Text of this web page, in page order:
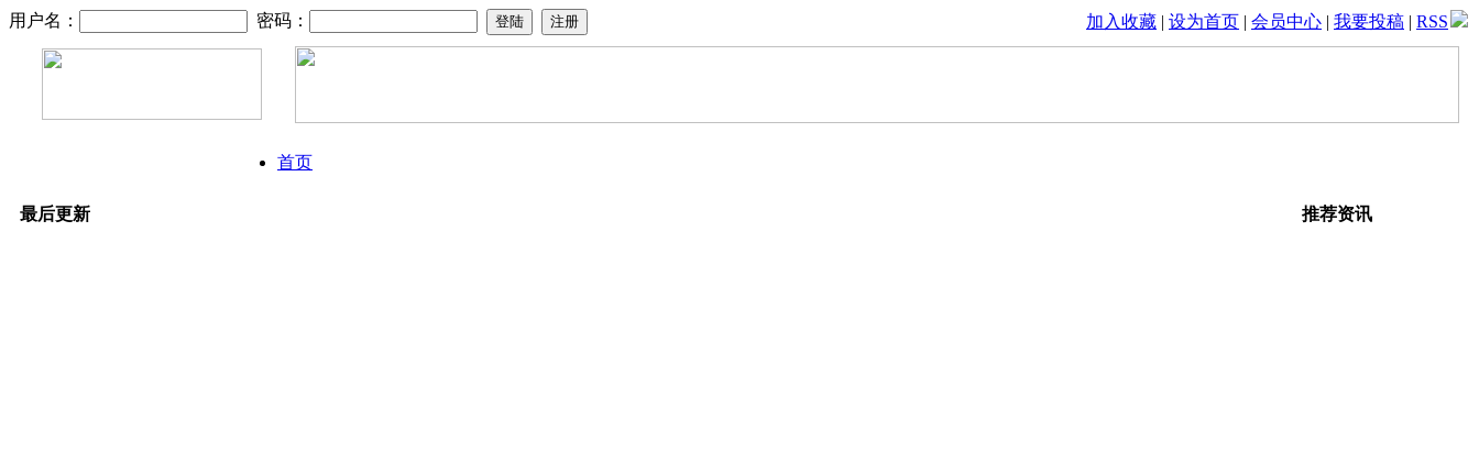
用户名： 密码： 加入收藏 | 设为首页 | 会员中心 | 我要投稿 | RSS
首页
最后更新 推荐资讯